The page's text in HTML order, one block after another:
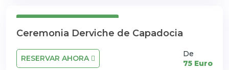
Ceremonia Derviche de Capadocia
RESERVAR AHORA
De
75 Euro